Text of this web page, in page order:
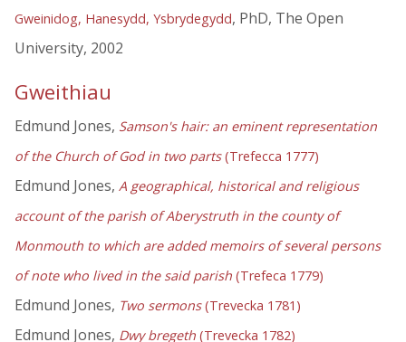
Gweinidog, Hanesydd, Ysbrydegydd, PhD, The Open
University, 2002
Gweithiau
Edmund Jones, Samson's hair: an eminent representation
of the Church of God in two parts(Trefecca 1777)
Edmund Jones, A geographical, historical and religious
account of the parish of Aberystruth in the county of
Monmouth to which are added memoirs of several persons
of note who lived in the said parish (Trefeca 1779)
Edmund Jones, Two sermons(Trevecka 1781)
Edmund Jones, Dwy bregeth (Trevecka 1782)